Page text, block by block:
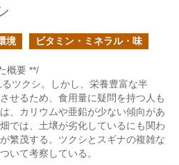
境 ビタミン・ミネラル・味
概要 **/
ツクシ。しかし、栄養豊富な半
せるため、食用量に疑問を持つ人も
、カリウムや亜鉛が少ない傾向があ
では、土壌が劣化しているにも関わ
繁茂する。ツクシとスギナの複雑な
いて考察している。